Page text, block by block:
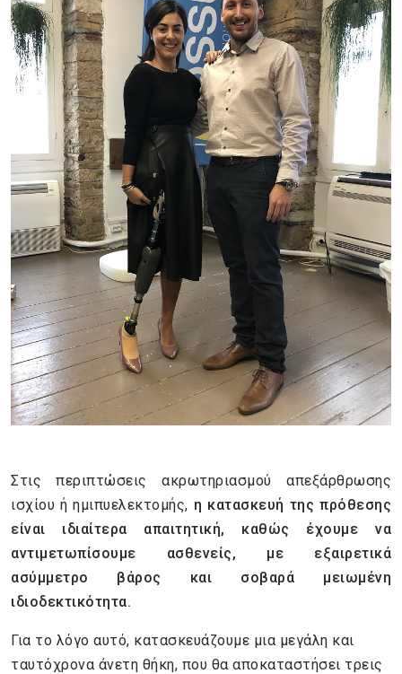
Στις περιπτώσεις ακρωτηριασμού απεξάρθρωσης
ισχίου ή ημιπυελεκτομής, η κατασκευή της πρόθεσης
είναι ιδιαίτερα απαιτητική, καθώς έχουμε να
αντιμετωπίσουμε ασθενείς, με εξαιρετικά
ασύμμετρο βάρος και σοβαρά μειωμένη
ιδιοδεκτικότητα.
Για το λόγο αυτό, κατασκευάζουμε μια μεγάλη και
ταυτόχρονα άνετη θήκη, που θα αποκαταστήσει τρεις